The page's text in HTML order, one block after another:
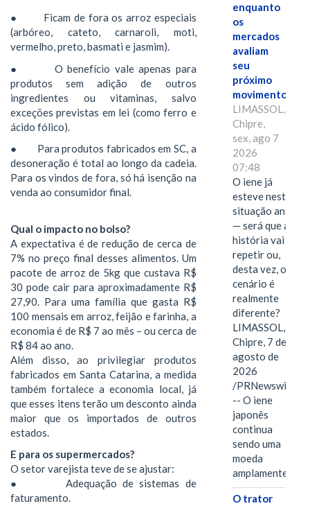
● Ficam de fora os arroz especiais
(arbóreo, cateto, carnaroli, moti,
vermelho, preto, basmati e jasmim).
● O benefício vale apenas para
produtos sem adição de outros
ingredientes ou vitaminas, salvo
exceções previstas em lei (como ferro e
ácido fólico).
● Para produtos fabricados em SC, a
desoneração é total ao longo da cadeia.
Para os vindos de fora, só há isenção na
venda ao consumidor final.
Qual o impacto no bolso?
A expectativa é de redução de cerca de
7% no preço final desses alimentos. Um
pacote de arroz de 5kg que custava R$
30 pode cair para aproximadamente R$
27,90. Para uma família que gasta R$
100 mensais em arroz, feijão e farinha, a
economia é de R$ 7 ao mês – ou cerca de
R$ 84 ao ano.
Além disso, ao privilegiar produtos
fabricados em Santa Catarina, a medida
também fortalece a economia local, já
que esses itens terão um desconto ainda
maior que os importados de outros
estados.
E para os supermercados?
O setor varejista teve de se ajustar:
● Adequação de sistemas de
faturamento.
enquanto
os
mercados
avaliam
seu
próximo
movimento.
LIMASSOL,
Chipre,
sex, ago 7
2026
07:48
O iene já
esteve nesta
situação antes
— será que a
história vai se
repetir ou,
desta vez, o
cenário é
realmente
diferente?
LIMASSOL,
Chipre, 7 de
agosto de
2026
/PRNewswire/
-- O iene
japonês
continua
sendo uma
moeda
amplamente…
O trator